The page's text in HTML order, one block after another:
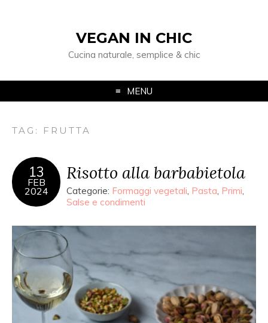
VEGAN IN CHIC
Cucina naturale, semplice & chic
MENU
TAG: FRUTTA
13
FEB
2024
Risotto alla barbabietola
Categorie: Formaggi vegetali, Pasta, Primi,
Salse e condimenti